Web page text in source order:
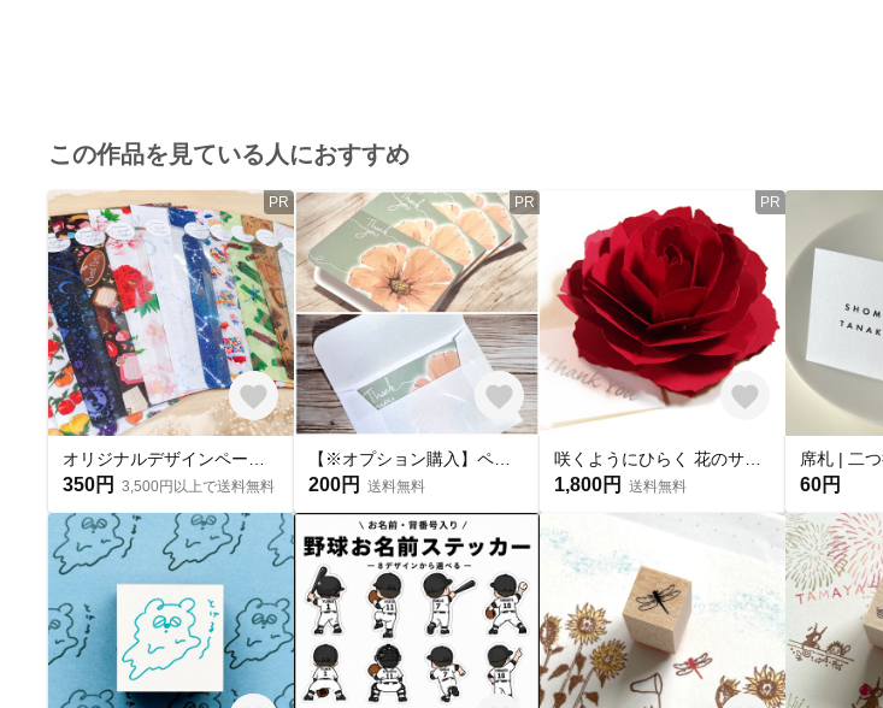
この作品を見ている人におすすめ
PR
350円 3,500円以上で送料無料
PR
200円 送料無料
PR
1,800円 送料無料 60円